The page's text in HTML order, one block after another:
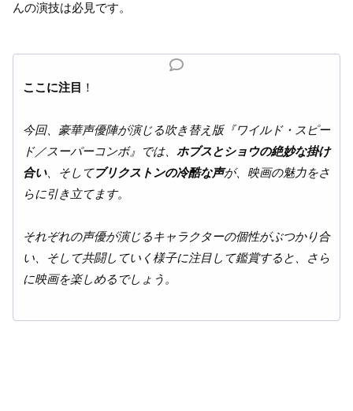
んの演技は必見です。
ここに注目 ！
今回、豪華声優陣が演じる吹き替え版『ワイルド・スピー
ド／スーパーコンボ』では、 ホブスとショウの絶妙な掛け
合い、そしてブリクストンの冷酷な声が、映画の魅力をさ
らに引き立てます。
それぞれの声優が演じるキャラクターの個性がぶつかり合
い、そして共闘していく様子に注目して鑑賞すると、さら
に映画を楽しめるでしょう。